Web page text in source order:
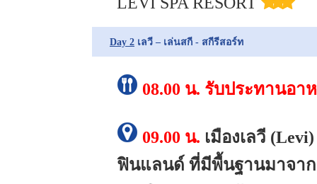
Day 2 เลวี – เล่นสกี - สกีรีสอร์ท
08.00 น. รับประทานอา
09.00 น. เมืองเลวี
ฟินแลนด์ ที่มีพื้นฐานมาจา